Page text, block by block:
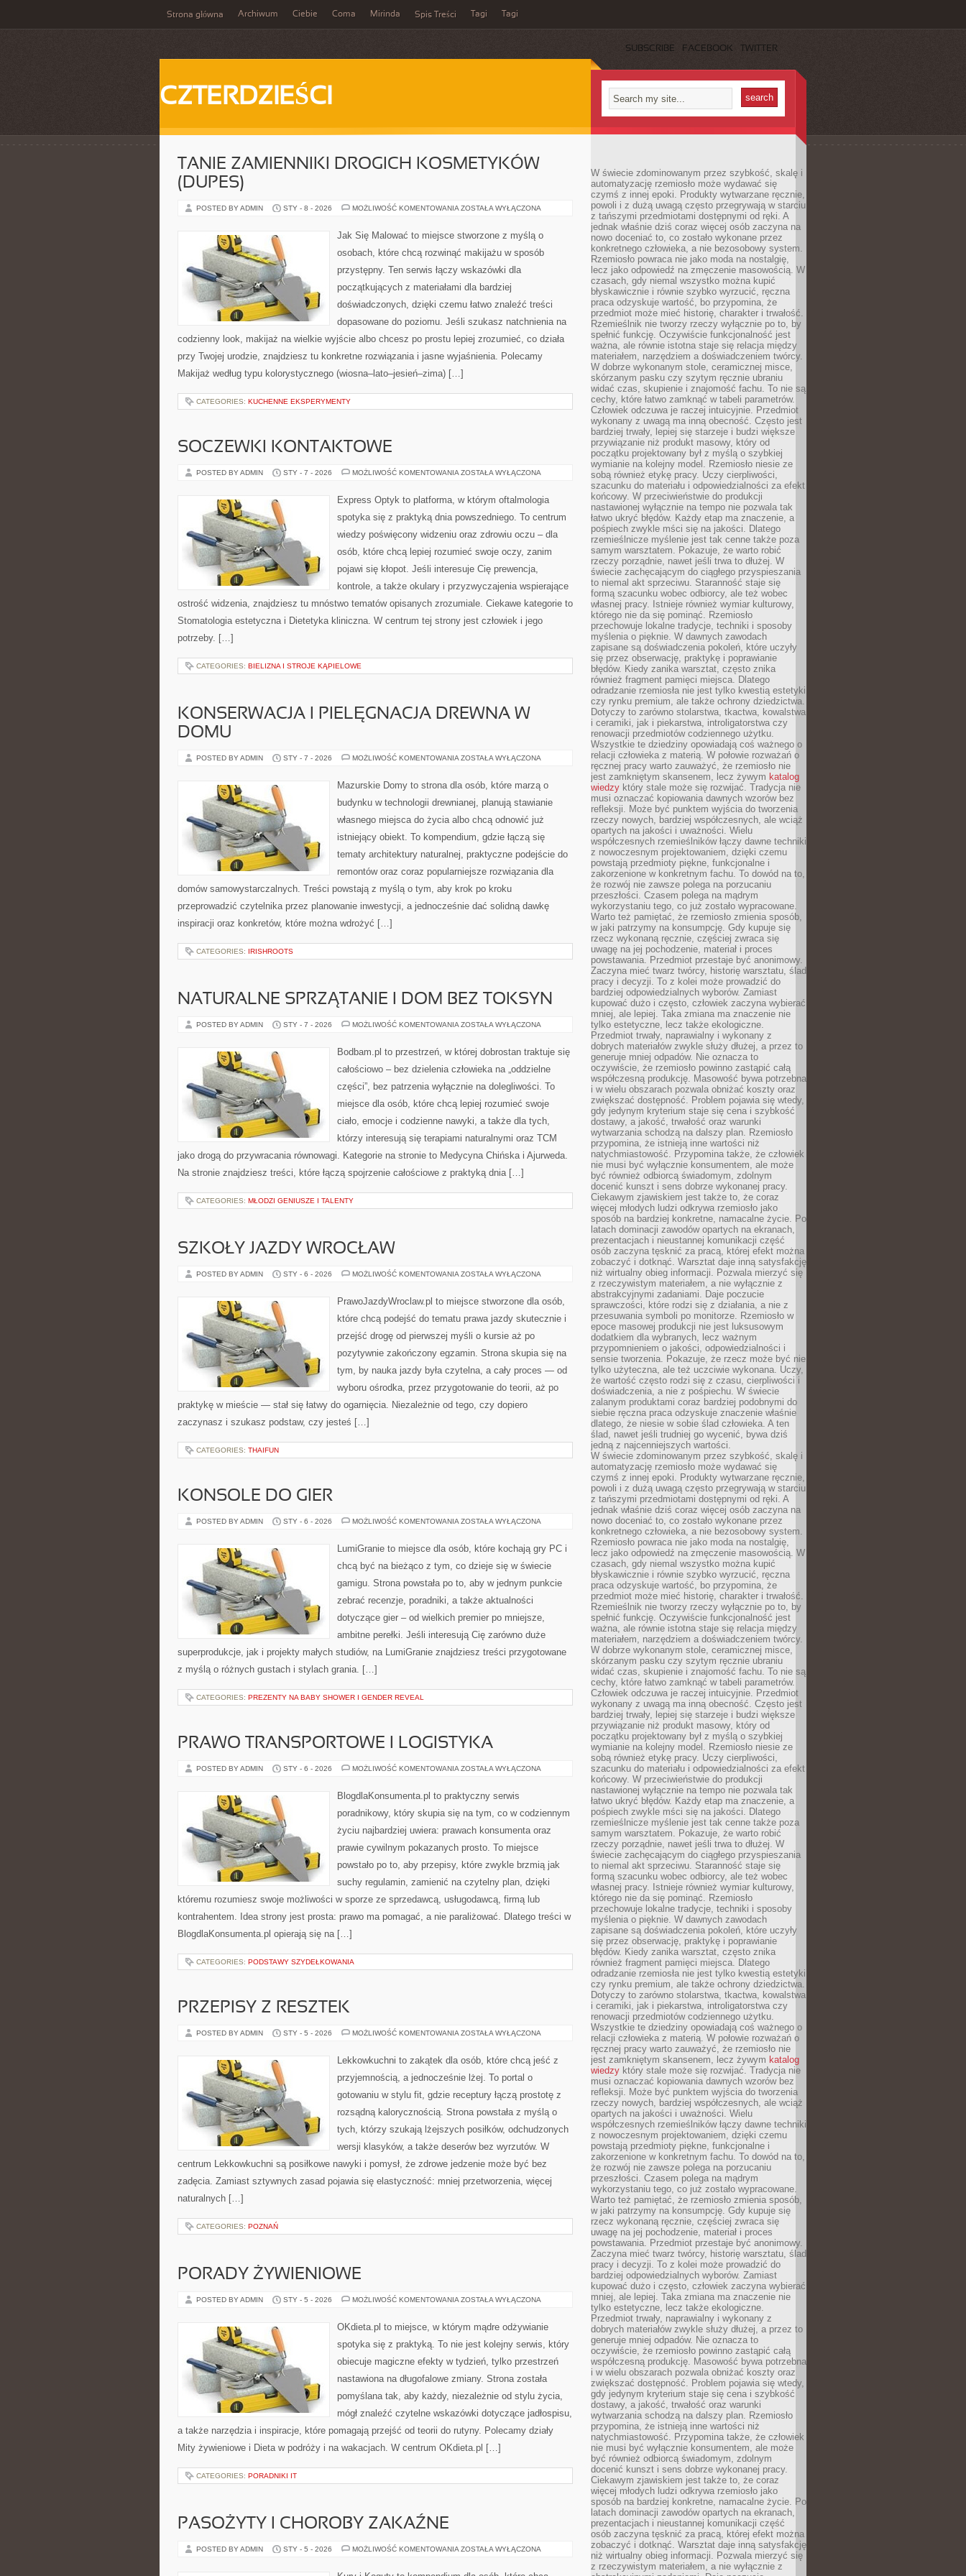
Strona główna Archiwum Ciebie Coma Mirinda Spis Treści Tagi Tagi
SUBSCRIBE FACEBOOK TWITTER
CZTERDZIEŚCI
TANIE ZAMIENNIKI DROGICH KOSMETYKÓW
(DUPES)
POSTED BY ADMIN STY - 8 - 2026 MOŻLIWOŚĆ KOMENTOWANIA TANIE
KOSMETYKÓW
(DUPES)
ZOSTAŁA WYŁĄCZONA
Jak Się Malować to miejsce stworzone z myślą o
osobach, które chcą rozwinąć makijażu w sposób
przystępny. Ten serwis łączy wskazówki dla
początkujących z materiałami dla bardziej
doświadczonych, dzięki czemu łatwo znaleźć treści
dopasowane do poziomu. Jeśli szukasz natchnienia na
codzienny look, makijaż na wielkie wyjście albo chcesz po prostu lepiej zrozumieć, co działa
przy Twojej urodzie, znajdziesz tu konkretne rozwiązania i jasne wyjaśnienia. Polecamy
Makijaż według typu kolorystycznego (wiosna–lato–jesień–zima) […]
CATEGORIES: KUCHENNE EKSPERYMENTY
SOCZEWKI KONTAKTOWE
POSTED BY ADMIN STY - 7 - 2026 MOŻLIWOŚĆ KOMENTOWANIA SOCZEWKI
ZOSTAŁA WYŁĄCZONA
Express Optyk to platforma, w którym oftalmologia
spotyka się z praktyką dnia powszedniego. To centrum
wiedzy poświęcony widzeniu oraz zdrowiu oczu – dla
osób, które chcą lepiej rozumieć swoje oczy, zanim
pojawi się kłopot. Jeśli interesuje Cię prewencja,
kontrole, a także okulary i przyzwyczajenia wspierające
ostrość widzenia, znajdziesz tu mnóstwo tematów opisanych zrozumiale. Ciekawe kategorie to
Stomatologia estetyczna i Dietetyka kliniczna. W centrum tej strony jest człowiek i jego
potrzeby. […]
CATEGORIES: BIELIZNA I STROJE KĄPIELOWE
KONSERWACJA I PIELĘGNACJA DREWNA W
DOMU
POSTED BY ADMIN STY - 7 - 2026 MOŻLIWOŚĆ KOMENTOWANIA KONSERWACJA
DREWNA
W
ZOSTAŁA WYŁĄCZONA
Mazurskie Domy to strona dla osób, które marzą o
budynku w technologii drewnianej, planują stawianie
własnego miejsca do życia albo chcą odnowić już
istniejący obiekt. To kompendium, gdzie łączą się
tematy architektury naturalnej, praktyczne podejście do
remontów oraz coraz popularniejsze rozwiązania dla
domów samowystarczalnych. Treści powstają z myślą o tym, aby krok po kroku
przeprowadzić czytelnika przez planowanie inwestycji, a jednocześnie dać solidną dawkę
inspiracji oraz konkretów, które można wdrożyć […]
CATEGORIES: IRISHROOTS
NATURALNE SPRZĄTANIE I DOM BEZ TOKSYN
POSTED BY ADMIN STY - 7 - 2026 MOŻLIWOŚĆ KOMENTOWANIA NATURALNE
DOM
BEZ
ZOSTAŁA WYŁĄCZONA
Bodbam.pl to przestrzeń, w której dobrostan traktuje się
całościowo – bez dzielenia człowieka na „oddzielne
części”, bez patrzenia wyłącznie na dolegliwości. To
miejsce dla osób, które chcą lepiej rozumieć swoje
ciało, emocje i codzienne nawyki, a także dla tych,
którzy interesują się terapiami naturalnymi oraz TCM
jako drogą do przywracania równowagi. Kategorie na stronie to Medycyna Chińska i Ajurweda.
Na stronie znajdziesz treści, które łączą spojrzenie całościowe z praktyką dnia […]
CATEGORIES: MŁODZI GENIUSZE I TALENTY
SZKOŁY JAZDY WROCŁAW
POSTED BY ADMIN STY - 6 - 2026 MOŻLIWOŚĆ KOMENTOWANIA SZKOŁY
ZOSTAŁA WYŁĄCZONA
PrawoJazdyWroclaw.pl to miejsce stworzone dla osób,
które chcą podejść do tematu prawa jazdy skutecznie i
przejść drogę od pierwszej myśli o kursie aż po
pozytywnie zakończony egzamin. Strona skupia się na
tym, by nauka jazdy była czytelna, a cały proces — od
wyboru ośrodka, przez przygotowanie do teorii, aż po
praktykę w mieście — stał się łatwy do ogarnięcia. Niezależnie od tego, czy dopiero
zaczynasz i szukasz podstaw, czy jesteś […]
CATEGORIES: THAIFUN
KONSOLE DO GIER
POSTED BY ADMIN STY - 6 - 2026 MOŻLIWOŚĆ KOMENTOWANIA KONSOLE
ZOSTAŁA WYŁĄCZONA
LumiGranie to miejsce dla osób, które kochają gry PC i
chcą być na bieżąco z tym, co dzieje się w świecie
gamigu. Strona powstała po to, aby w jednym punkcie
zebrać recenzje, poradniki, a także aktualności
dotyczące gier – od wielkich premier po mniejsze,
ambitne perełki. Jeśli interesują Cię zarówno duże
superprodukcje, jak i projekty małych studiów, na LumiGranie znajdziesz treści przygotowane
z myślą o różnych gustach i stylach grania. […]
CATEGORIES: PREZENTY NA BABY SHOWER I GENDER REVEAL
PRAWO TRANSPORTOWE I LOGISTYKA
POSTED BY ADMIN STY - 6 - 2026 MOŻLIWOŚĆ KOMENTOWANIA PRAWO
LOGISTYKA
ZOSTAŁA WYŁĄCZONA
BlogdlaKonsumenta.pl to praktyczny serwis
poradnikowy, który skupia się na tym, co w codziennym
życiu najbardziej uwiera: prawach konsumenta oraz
prawie cywilnym pokazanych prosto. To miejsce
powstało po to, aby przepisy, które zwykle brzmią jak
suchy regulamin, zamienić na czytelny plan, dzięki
któremu rozumiesz swoje możliwości w sporze ze sprzedawcą, usługodawcą, firmą lub
kontrahentem. Idea strony jest prosta: prawo ma pomagać, a nie paraliżować. Dlatego treści w
BlogdlaKonsumenta.pl opierają się na […]
CATEGORIES: PODSTAWY SZYDEŁKOWANIA
PRZEPISY Z RESZTEK
POSTED BY ADMIN STY - 5 - 2026 MOŻLIWOŚĆ KOMENTOWANIA PRZEPISY
ZOSTAŁA WYŁĄCZONA
Lekkowkuchni to zakątek dla osób, które chcą jeść z
przyjemnością, a jednocześnie lżej. To portal o
gotowaniu w stylu fit, gdzie receptury łączą prostotę z
rozsądną kalorycznością. Strona powstała z myślą o
tych, którzy szukają lżejszych posiłków, odchudzonych
wersji klasyków, a także deserów bez wyrzutów. W
centrum Lekkowkuchni są posiłkowe nawyki i pomysł, że zdrowe jedzenie może być bez
zadęcia. Zamiast sztywnych zasad pojawia się elastyczność: mniej przetworzenia, więcej
naturalnych […]
CATEGORIES: POZNAŃ
PORADY ŻYWIENIOWE
POSTED BY ADMIN STY - 5 - 2026 MOŻLIWOŚĆ KOMENTOWANIA PORADY
ZOSTAŁA WYŁĄCZONA
OKdieta.pl to miejsce, w którym mądre odżywianie
spotyka się z praktyką. To nie jest kolejny serwis, który
obiecuje magiczne efekty w tydzień, tylko przestrzeń
nastawiona na długofalowe zmiany. Strona została
pomyślana tak, aby każdy, niezależnie od stylu życia,
mógł znaleźć czytelne wskazówki dotyczące jadłospisu,
a także narzędzia i inspiracje, które pomagają przejść od teorii do rutyny. Polecamy działy
Mity żywieniowe i Dieta w podróży i na wakacjach. W centrum OKdieta.pl […]
CATEGORIES: PORADNIKI IT
PASOŻYTY I CHOROBY ZAKAŹNE
POSTED BY ADMIN STY - 5 - 2026 MOŻLIWOŚĆ KOMENTOWANIA PASOŻYTY
ZAKAŹNE
ZOSTAŁA WYŁĄCZONA
W świecie zdominowanym przez szybkość, skalę i
automatyzację rzemiosło może wydawać się
czymś z innej epoki. Produkty wytwarzane ręcznie,
powoli i z dużą uwagą często przegrywają w starciu
z tańszymi przedmiotami dostępnymi od ręki. A
jednak właśnie dziś coraz więcej osób zaczyna na
nowo doceniać to, co zostało wykonane przez
konkretnego człowieka, a nie bezosobowy system.
Rzemiosło powraca nie jako moda na nostalgię,
lecz jako odpowiedź na zmęczenie masowością. W
czasach, gdy niemal wszystko można kupić
błyskawicznie i równie szybko wyrzucić, ręczna
praca odzyskuje wartość, bo przypomina, że
przedmiot może mieć historię, charakter i trwałość.
Rzemieślnik nie tworzy rzeczy wyłącznie po to, by
spełnić funkcję. Oczywiście funkcjonalność jest
ważna, ale równie istotna staje się relacja między
materiałem, narzędziem a doświadczeniem twórcy.
W dobrze wykonanym stole, ceramicznej misce,
skórzanym pasku czy szytym ręcznie ubraniu
widać czas, skupienie i znajomość fachu. To nie są
cechy, które łatwo zamknąć w tabeli parametrów.
Człowiek odczuwa je raczej intuicyjnie. Przedmiot
wykonany z uwagą ma inną obecność. Często jest
bardziej trwały, lepiej się starzeje i budzi większe
przywiązanie niż produkt masowy, który od
początku projektowany był z myślą o szybkiej
wymianie na kolejny model. Rzemiosło niesie ze
sobą również etykę pracy. Uczy cierpliwości,
szacunku do materiału i odpowiedzialności za efekt
końcowy. W przeciwieństwie do produkcji
nastawionej wyłącznie na tempo nie pozwala tak
łatwo ukryć błędów. Każdy etap ma znaczenie, a
pośpiech zwykle mści się na jakości. Dlatego
rzemieślnicze myślenie jest tak cenne także poza
samym warsztatem. Pokazuje, że warto robić
rzeczy porządnie, nawet jeśli trwa to dłużej. W
świecie zachęcającym do ciągłego przyspieszania
to niemal akt sprzeciwu. Staranność staje się
formą szacunku wobec odbiorcy, ale też wobec
własnej pracy. Istnieje również wymiar kulturowy,
którego nie da się pominąć. Rzemiosło
przechowuje lokalne tradycje, techniki i sposoby
myślenia o pięknie. W dawnych zawodach
zapisane są doświadczenia pokoleń, które uczyły
się przez obserwację, praktykę i poprawianie
błędów. Kiedy zanika warsztat, często znika
również fragment pamięci miejsca. Dlatego
odradzanie rzemiosła nie jest tylko kwestią estetyki
czy rynku premium, ale także ochrony dziedzictwa.
Dotyczy to zarówno stolarstwa, tkactwa, kowalstwa
i ceramiki, jak i piekarstwa, introligatorstwa czy
renowacji przedmiotów codziennego użytku.
Wszystkie te dziedziny opowiadają coś ważnego o
relacji człowieka z materią. W połowie rozważań o
ręcznej pracy warto zauważyć, że rzemiosło nie
jest zamkniętym skansenem, lecz żywym katalog
wiedzy który stale może się rozwijać. Tradycja nie
musi oznaczać kopiowania dawnych wzorów bez
refleksji. Może być punktem wyjścia do tworzenia
rzeczy nowych, bardziej współczesnych, ale wciąż
opartych na jakości i uważności. Wielu
współczesnych rzemieślników łączy dawne techniki
z nowoczesnym projektowaniem, dzięki czemu
powstają przedmioty piękne, funkcjonalne i
zakorzenione w konkretnym fachu. To dowód na to,
że rozwój nie zawsze polega na porzucaniu
przeszłości. Czasem polega na mądrym
wykorzystaniu tego, co już zostało wypracowane.
Warto też pamiętać, że rzemiosło zmienia sposób,
w jaki patrzymy na konsumpcję. Gdy kupuje się
rzecz wykonaną ręcznie, częściej zwraca się
uwagę na jej pochodzenie, materiał i proces
powstawania. Przedmiot przestaje być anonimowy.
Zaczyna mieć twarz twórcy, historię warsztatu, ślad
pracy i decyzji. To z kolei może prowadzić do
bardziej odpowiedzialnych wyborów. Zamiast
kupować dużo i często, człowiek zaczyna wybierać
mniej, ale lepiej. Taka zmiana ma znaczenie nie
tylko estetyczne, lecz także ekologiczne.
Przedmiot trwały, naprawialny i wykonany z
dobrych materiałów zwykle służy dłużej, a przez to
generuje mniej odpadów. Nie oznacza to
oczywiście, że rzemiosło powinno zastąpić całą
współczesną produkcję. Masowość bywa potrzebna
i w wielu obszarach pozwala obniżać koszty oraz
zwiększać dostępność. Problem pojawia się wtedy,
gdy jedynym kryterium staje się cena i szybkość
dostawy, a jakość, trwałość oraz warunki
wytwarzania schodzą na dalszy plan. Rzemiosło
przypomina, że istnieją inne wartości niż
natychmiastowość. Przypomina także, że człowiek
nie musi być wyłącznie konsumentem, ale może
być również odbiorcą świadomym, zdolnym
docenić kunszt i sens dobrze wykonanej pracy.
Ciekawym zjawiskiem jest także to, że coraz
więcej młodych ludzi odkrywa rzemiosło jako
sposób na bardziej konkretne, namacalne życie. Po
latach dominacji zawodów opartych na ekranach,
prezentacjach i nieustannej komunikacji część
osób zaczyna tęsknić za pracą, której efekt można
zobaczyć i dotknąć. Warsztat daje inną satysfakcję
niż wirtualny obieg informacji. Pozwala mierzyć się
z rzeczywistym materiałem, a nie wyłącznie z
abstrakcyjnymi zadaniami. Daje poczucie
sprawczości, które rodzi się z działania, a nie z
przesuwania symboli po monitorze. Rzemiosło w
epoce masowej produkcji nie jest luksusowym
dodatkiem dla wybranych, lecz ważnym
przypomnieniem o jakości, odpowiedzialności i
sensie tworzenia. Pokazuje, że rzecz może być nie
tylko użyteczna, ale też uczciwie wykonana. Uczy,
że wartość często rodzi się z czasu, cierpliwości i
doświadczenia, a nie z pośpiechu. W świecie
zalanym produktami coraz bardziej podobnymi do
siebie ręczna praca odzyskuje znaczenie właśnie
dlatego, że niesie w sobie ślad człowieka. A ten
ślad, nawet jeśli trudniej go wycenić, bywa dziś
jedną z najcenniejszych wartości.
W świecie zdominowanym przez szybkość, skalę i
automatyzację rzemiosło może wydawać się
czymś z innej epoki. Produkty wytwarzane ręcznie,
powoli i z dużą uwagą często przegrywają w starciu
z tańszymi przedmiotami dostępnymi od ręki. A
jednak właśnie dziś coraz więcej osób zaczyna na
nowo doceniać to, co zostało wykonane przez
konkretnego człowieka, a nie bezosobowy system.
Rzemiosło powraca nie jako moda na nostalgię,
lecz jako odpowiedź na zmęczenie masowością. W
czasach, gdy niemal wszystko można kupić
błyskawicznie i równie szybko wyrzucić, ręczna
praca odzyskuje wartość, bo przypomina, że
przedmiot może mieć historię, charakter i trwałość.
Rzemieślnik nie tworzy rzeczy wyłącznie po to, by
spełnić funkcję. Oczywiście funkcjonalność jest
ważna, ale równie istotna staje się relacja między
materiałem, narzędziem a doświadczeniem twórcy.
W dobrze wykonanym stole, ceramicznej misce,
skórzanym pasku czy szytym ręcznie ubraniu
widać czas, skupienie i znajomość fachu. To nie są
cechy, które łatwo zamknąć w tabeli parametrów.
Człowiek odczuwa je raczej intuicyjnie. Przedmiot
wykonany z uwagą ma inną obecność. Często jest
bardziej trwały, lepiej się starzeje i budzi większe
przywiązanie niż produkt masowy, który od
początku projektowany był z myślą o szybkiej
wymianie na kolejny model. Rzemiosło niesie ze
sobą również etykę pracy. Uczy cierpliwości,
szacunku do materiału i odpowiedzialności za efekt
końcowy. W przeciwieństwie do produkcji
nastawionej wyłącznie na tempo nie pozwala tak
łatwo ukryć błędów. Każdy etap ma znaczenie, a
pośpiech zwykle mści się na jakości. Dlatego
rzemieślnicze myślenie jest tak cenne także poza
samym warsztatem. Pokazuje, że warto robić
rzeczy porządnie, nawet jeśli trwa to dłużej. W
świecie zachęcającym do ciągłego przyspieszania
to niemal akt sprzeciwu. Staranność staje się
formą szacunku wobec odbiorcy, ale też wobec
własnej pracy. Istnieje również wymiar kulturowy,
którego nie da się pominąć. Rzemiosło
przechowuje lokalne tradycje, techniki i sposoby
myślenia o pięknie. W dawnych zawodach
zapisane są doświadczenia pokoleń, które uczyły
się przez obserwację, praktykę i poprawianie
błędów. Kiedy zanika warsztat, często znika
również fragment pamięci miejsca. Dlatego
odradzanie rzemiosła nie jest tylko kwestią estetyki
czy rynku premium, ale także ochrony dziedzictwa.
Dotyczy to zarówno stolarstwa, tkactwa, kowalstwa
i ceramiki, jak i piekarstwa, introligatorstwa czy
renowacji przedmiotów codziennego użytku.
Wszystkie te dziedziny opowiadają coś ważnego o
relacji człowieka z materią. W połowie rozważań o
ręcznej pracy warto zauważyć, że rzemiosło nie
jest zamkniętym skansenem, lecz żywym katalog
wiedzy który stale może się rozwijać. Tradycja nie
musi oznaczać kopiowania dawnych wzorów bez
refleksji. Może być punktem wyjścia do tworzenia
rzeczy nowych, bardziej współczesnych, ale wciąż
opartych na jakości i uważności. Wielu
współczesnych rzemieślników łączy dawne techniki
z nowoczesnym projektowaniem, dzięki czemu
powstają przedmioty piękne, funkcjonalne i
zakorzenione w konkretnym fachu. To dowód na to,
że rozwój nie zawsze polega na porzucaniu
przeszłości. Czasem polega na mądrym
wykorzystaniu tego, co już zostało wypracowane.
Warto też pamiętać, że rzemiosło zmienia sposób,
w jaki patrzymy na konsumpcję. Gdy kupuje się
rzecz wykonaną ręcznie, częściej zwraca się
uwagę na jej pochodzenie, materiał i proces
powstawania. Przedmiot przestaje być anonimowy.
Zaczyna mieć twarz twórcy, historię warsztatu, ślad
pracy i decyzji. To z kolei może prowadzić do
bardziej odpowiedzialnych wyborów. Zamiast
kupować dużo i często, człowiek zaczyna wybierać
mniej, ale lepiej. Taka zmiana ma znaczenie nie
tylko estetyczne, lecz także ekologiczne.
Przedmiot trwały, naprawialny i wykonany z
dobrych materiałów zwykle służy dłużej, a przez to
generuje mniej odpadów. Nie oznacza to
oczywiście, że rzemiosło powinno zastąpić całą
współczesną produkcję. Masowość bywa potrzebna
i w wielu obszarach pozwala obniżać koszty oraz
zwiększać dostępność. Problem pojawia się wtedy,
gdy jedynym kryterium staje się cena i szybkość
dostawy, a jakość, trwałość oraz warunki
wytwarzania schodzą na dalszy plan. Rzemiosło
przypomina, że istnieją inne wartości niż
natychmiastowość. Przypomina także, że człowiek
nie musi być wyłącznie konsumentem, ale może
być również odbiorcą świadomym, zdolnym
docenić kunszt i sens dobrze wykonanej pracy.
Ciekawym zjawiskiem jest także to, że coraz
więcej młodych ludzi odkrywa rzemiosło jako
sposób na bardziej konkretne, namacalne życie. Po
latach dominacji zawodów opartych na ekranach,
prezentacjach i nieustannej komunikacji część
osób zaczyna tęsknić za pracą, której efekt można
zobaczyć i dotknąć. Warsztat daje inną satysfakcję
niż wirtualny obieg informacji. Pozwala mierzyć się
z rzeczywistym materiałem, a nie wyłącznie z